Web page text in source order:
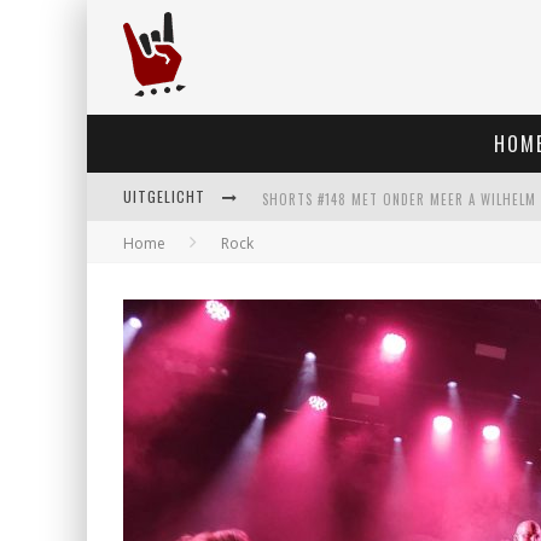
UITGELICHT
Home Rock